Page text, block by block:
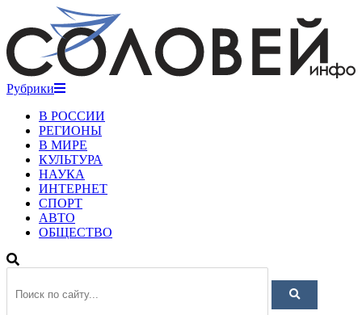
Рубрики
В РОССИИ
РЕГИОНЫ
В МИРЕ
КУЛЬТУРА
НАУКА
ИНТЕРНЕТ
СПОРТ
АВТО
ОБЩЕСТВО